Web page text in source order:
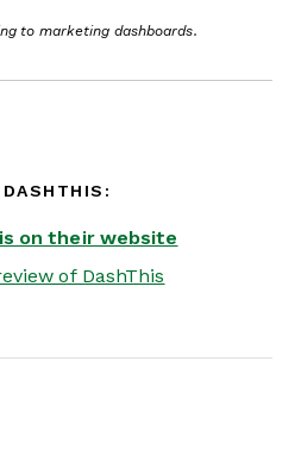
to marketing dashboards.
on their website
of DashThis